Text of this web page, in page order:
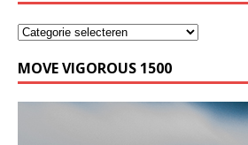
MOVE VIGOROUS 1500